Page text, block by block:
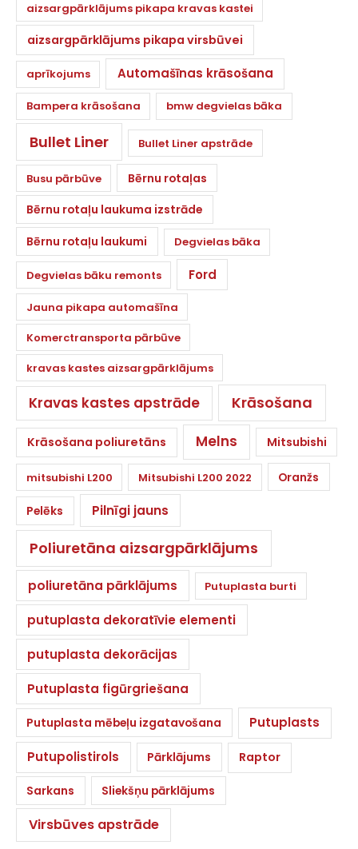
aizsargpārklājums pikapa kravas kastei
aizsargpārklājums pikapa virsbūvei
aprīkojums Automašīnas krāsošana
Bampera krāsošana bmw degvielas bāka
Bullet Liner Bullet Liner apstrāde
Busu pārbūve
Bērnu rotaļas
Bērnu rotaļu laukuma izstrāde
Bērnu rotaļu laukumi
Degvielas bāka
Degvielas bāku remonts Ford
Jauna pikapa automašīna
Komerctransporta pārbūve
kravas kastes aizsargpārklājums
Kravas kastes apstrāde Krāsošana
Krāsošana poliuretāns Melns Mitsubishi
mitsubishi L200 Mitsubishi L200 2022 Oranžs
Pelēks Pilnīgi jauns
Poliuretāna aizsargpārklājums
poliuretāna pārklājums Putuplasta burti
putuplasta dekoratīvie elementi
putuplasta dekorācijas
Putuplasta figūrgriešana
Putuplasta mēbeļu izgatavošana Putuplasts
Putupolistirols Pārklājums Raptor
Sarkans Sliekšņu pārklājums
Virsbūves apstrāde